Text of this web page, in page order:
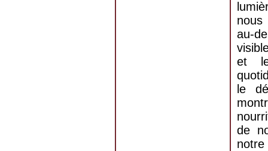
au-
et
le
de
notre